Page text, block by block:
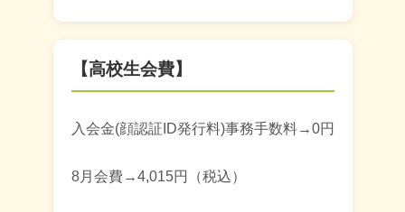
【高校生会費】
入会金(顔認証ID発行料)事務手数料→0円
8月会費→4,015円（税込）